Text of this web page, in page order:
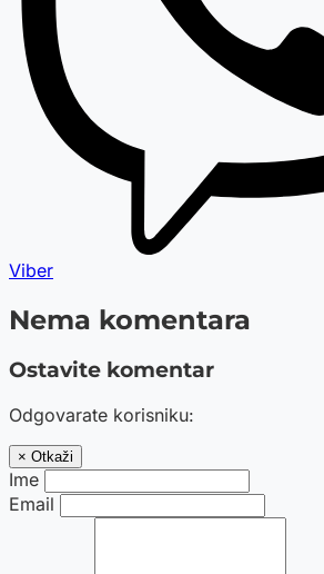
Viber
Nema komentara
Ostavite komentar
Odgovarate korisniku:
× Otkaži
Ime
Email